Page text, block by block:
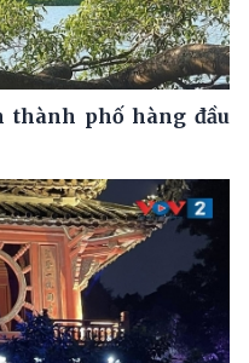
thành phố hàng đầu